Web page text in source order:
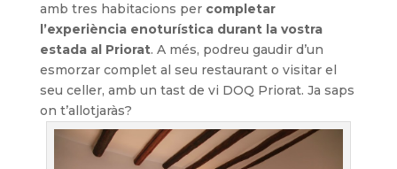
amb tres habitacions per completar
l’experiència enoturística durant la vostra
estada al Priorat. A més, podreu gaudir d’un
esmorzar complet al seu restaurant o visitar el
seu celler, amb un tast de vi DOQ Priorat. Ja saps
on t’allotjaràs?